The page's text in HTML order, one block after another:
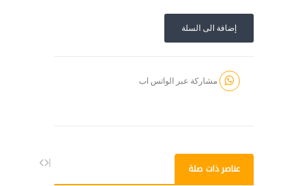
إضافة الى السلة
مشاركة عبر الواتس اب
عناصر ذات صلة